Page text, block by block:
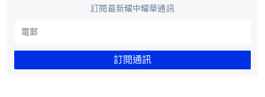
訂閱最新耀中耀華通訊
訂閱通訊